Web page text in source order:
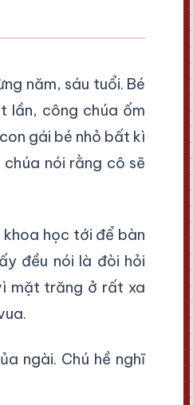
năm, sáu tuổi. Bé
lần, công chúa ốm
gái bé nhỏ bất kì
nói rằng cô sẽ
học tới để bàn
đều nói là đòi hỏi
mặt trăng ở rất xa
ngài. Chú hề nghĩ